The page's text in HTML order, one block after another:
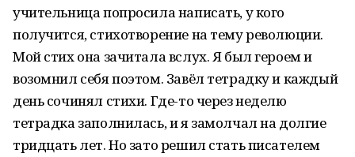
учительница попросила написать, у кого
получится, стихотворение на тему революции.
Мой стих она зачитала вслух. Я был героем и
возомнил себя поэтом. Завёл тетрадку и каждый
день сочинял стихи. Где-то через неделю
тетрадка заполнилась, и я замолчал на долгие
тридцать лет. Но зато решил стать писателем